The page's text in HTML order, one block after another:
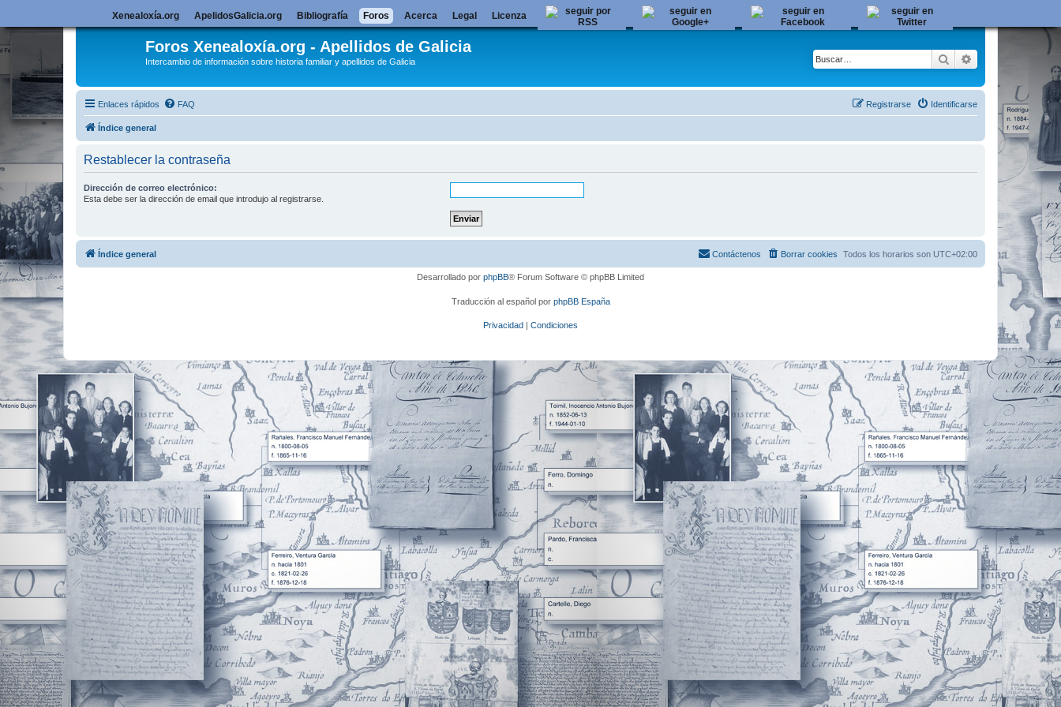
Foros Xenealoxía.org - Apellidos de Galicia
Intercambio de información sobre historia familiar y apellidos de Galicia Buscar Búsqueda
Enlaces rápidos FAQ Identificarse
Registrarse
Índice general
Restablecer la contraseña
Dirección de correo electrónico:
Esta debe ser la dirección de email que introdujo al registrarse.
Xenealoxía.org ApelidosGalicia.org Bibliografía Foros Acerca Legal Licenza
Índice general Todos los horarios son UTC+02:00
Borrar cookies
Contáctenos
Desarrollado por phpBB® Forum Software © phpBB Limited
Traducción al español por phpBB España
Privacidad | Condiciones